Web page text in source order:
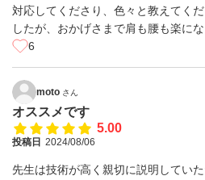
対応してくださり、色々と教えてく
したが、おかげさまで肩も腰も楽にな
6
moto さん
オススメです
5.00
投稿日 2024/08/06
先生は技術が高く親切に説明してい